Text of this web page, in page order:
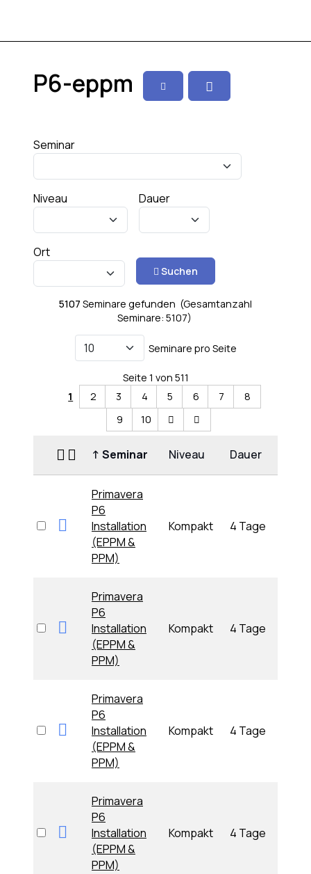
P6-eppm
Seminar
Niveau Dauer
Ort
Suchen
5107 Seminare gefunden (Gesamtanzahl
Seminare: 5107)
Seminare pro Seite
Seite 1 von 511
1
2 3 4 5 6 7
8
9
10
↑ Seminar Niveau Dauer
Primavera
P6
Installation
(EPPM &
PPM)
Kompakt 4 Tage
Primavera
P6
Installation
(EPPM &
PPM)
Kompakt 4 Tage
Primavera
P6
Installation
(EPPM &
PPM)
Kompakt 4 Tage
Primavera
P6
Installation
(EPPM &
PPM)
Kompakt 4 Tage